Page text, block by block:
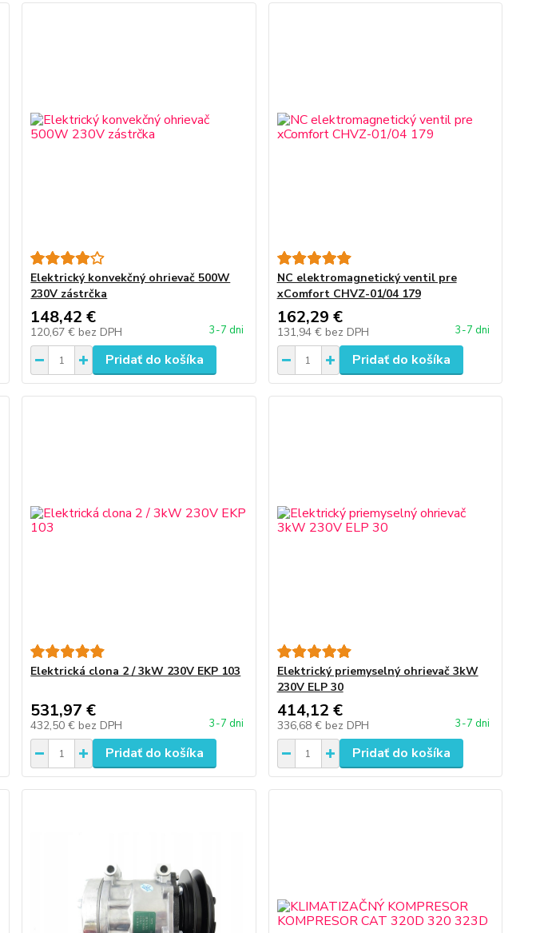
Elektrický konvekčný ohrievač 500W
230V zástrčka
148,42 €
120,67 € bez DPH 3-7 dni
Pridať do košíka
NC elektromagnetický ventil pre
xComfort CHVZ-01/04 179
162,29 €
131,94 € bez DPH 3-7 dni
Pridať do košíka
Elektrická clona 2 / 3kW 230V EKP 103
531,97 €
432,50 € bez DPH 3-7 dni
Pridať do košíka
Elektrický priemyselný ohrievač 3kW
230V ELP 30
414,12 €
336,68 € bez DPH 3-7 dni
Pridať do košíka